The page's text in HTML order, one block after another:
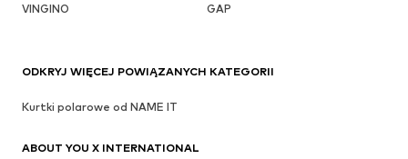
VINGINO
GAP
ODKRYJ WIĘCEJ POWIĄZANYCH KATEGORII
Kurtki polarowe od NAME IT
ABOUT YOU X INTERNATIONAL